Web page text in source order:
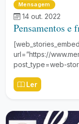
Mensagem
14 out. 2022
Pensamentos e
[web_stories_embed
url=”https://
post_type=web-
Ler